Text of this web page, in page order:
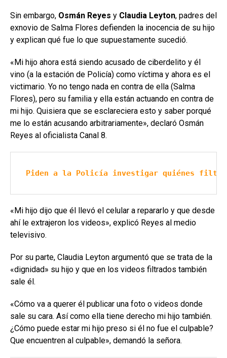
Sin embargo, Osmán Reyes y Claudia Leyton, padres del
exnovio de Salma Flores defienden la inocencia de su hijo
y explican qué fue lo que supuestamente sucedió.
«Mi hijo ahora está siendo acusado de ciberdelito y él
vino (a la estación de Policía) como víctima y ahora es el
victimario. Yo no tengo nada en contra de ella (Salma
Flores), pero su familia y ella están actuando en contra de
mi hijo. Quisiera que se esclareciera esto y saber porqué
me lo están acusando arbitrariamente», declaró Osmán
Reyes al oficialista Canal 8.
Piden a la Policía investigar quiénes
«Mi hijo dijo que él llevó el celular a repararlo y que desde
ahí le extrajeron los videos», explicó Reyes al medio
televisivo.
Por su parte, Claudia Leyton argumentó que se trata de la
«dignidad» su hijo y que en los videos filtrados también
sale él.
«Cómo va a querer él publicar una foto o videos donde
sale su cara. Así como ella tiene derecho mi hijo también.
¿Cómo puede estar mi hijo preso si él no fue el culpable?
Que encuentren al culpable», demandó la señora.